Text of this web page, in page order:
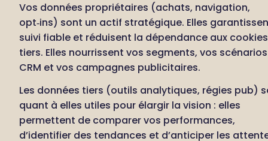
Vos données propriétaires (achats, navigation,
opt‑ins) sont un actif stratégique. Elles
suivi fiable et réduisent la dépendance aux cookies
tiers. Elles nourrissent vos segments, vos scénarios
CRM et vos campagnes publicitaires.
Les données tiers (outils analytiques, régies pub)
quant à elles utiles pour élargir la vision : elles
permettent de comparer vos performances,
d’identifier des tendances et d’anticiper les